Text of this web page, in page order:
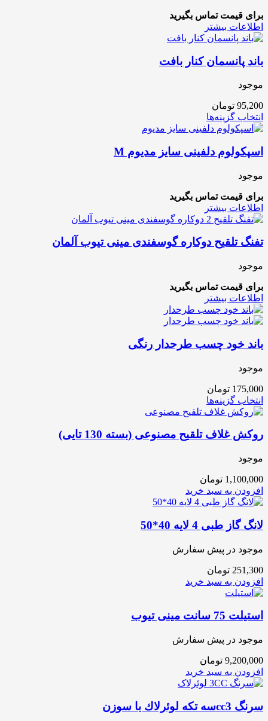
برای قیمت تماس بگیرید
اطلاعات بیشتر
باند پانسمان کنار بافت
موجود
95,200 تومان
انتخاب گزینه‌ها
اسپکولوم دلفینی سایز مدیوم M
موجود
برای قیمت تماس بگیرید
اطلاعات بیشتر
تفنگ تلقیح دوکاره گوسفندی مینی تیوب آلمان
موجود
برای قیمت تماس بگیرید
اطلاعات بیشتر
باند خود چسب طرحدار رنگی
موجود
175,000 تومان
انتخاب گزینه‌ها
روکش غلاف تلقیح مصنوعی (بسته 130 تایی)
موجود
1,100,000 تومان
افزودن به سبد خرید
لانگ گاز طبی 4 لایه 40*50
موجود در پیش سفارش
251,300 تومان
افزودن به سبد خرید
استیلت 75 سانت مینی تیوب
موجود در پیش سفارش
9,200,000 تومان
افزودن به سبد خرید
سرنگ cc3سه تکه لوئرلاك با سوزن